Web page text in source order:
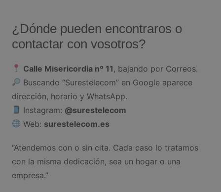
¿Dónde pueden encontraros o
contactar con vosotros?
Calle Misericordia nº 11 , bajando por Correos.
Buscando “Surestelecom” en Google aparece
dirección, horario y WhatsApp.
Instagram: @surestelecom
Web: surestelecom.es
“Atendemos con o sin cita. Cada caso lo tratamos
con la misma dedicación, sea un hogar o una
empresa.”